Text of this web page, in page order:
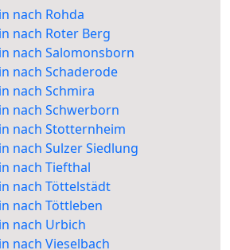
nach Rohda
nach Roter Berg
nach Salomonsborn
nach Schaderode
nach Schmira
nach Schwerborn
nach Stotternheim
nach Sulzer Siedlung
nach Tiefthal
nach Töttelstädt
nach Töttleben
nach Urbich
nach Vieselbach